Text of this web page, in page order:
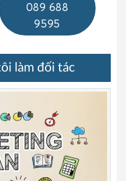
089 688
9595
làm đối tác